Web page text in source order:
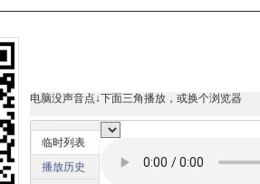
电脑没声音点↓下面三角播放，或换个浏览器
临时列表
播放历史